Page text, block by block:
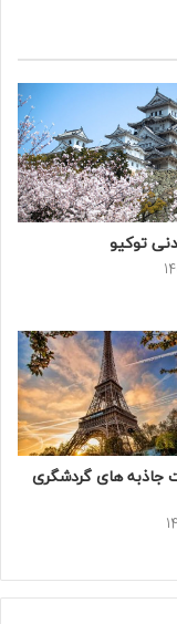
توکیو
های گردشگری